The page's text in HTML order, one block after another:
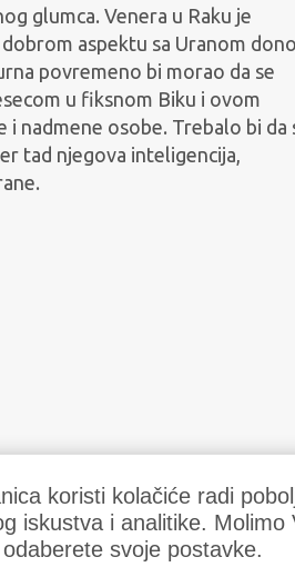
glumca. Venera u Raku je
aspektu sa Uranom
povremeno bi morao da se
u fiksnom Biku i ovom
nadmene osobe. Trebalo bi da
tad njegova inteligencija,
koristi kolačiće radi
iskustva i analitike. Molimo
odaberete svoje postavke.